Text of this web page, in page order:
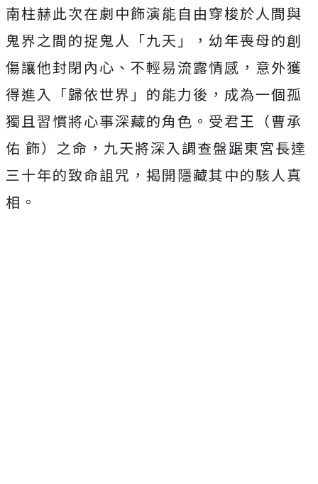
南柱赫此次在劇中飾演能自由穿梭於人間與
鬼界之間的捉鬼人「九天」，幼年喪母的創
傷讓他封閉內心、不輕易流露情感， 意外獲
得進入「歸依世界」的能力後， 成為一個孤
獨且習慣將心事深藏的角色。受君王（曹承
佑 飾）之命，九天將深入調查盤踞東宮長達
三十年的致命詛咒， 揭開隱藏其中的駭人真
相。